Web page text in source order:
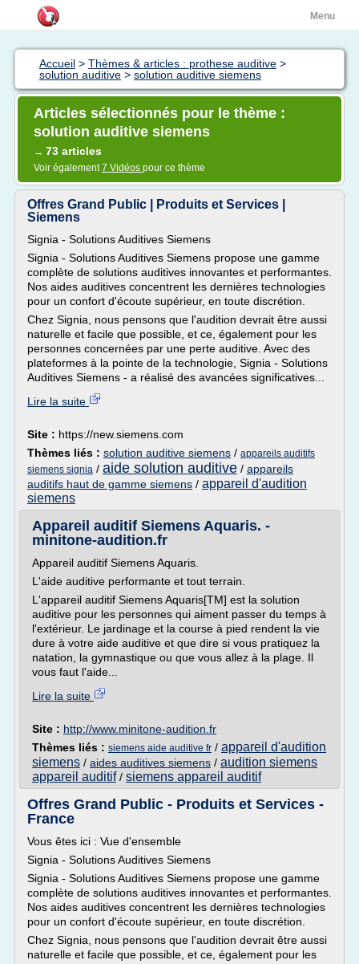
Menu
Accueil > Thèmes & articles : prothese auditive >
solution auditive > solution auditive siemens
Articles sélectionnés pour le thème :
solution auditive siemens
→ 73 articles
Voir également7 Vidéos pour ce thème
Offres Grand Public | Produits et Services |
Siemens
Signia - Solutions Auditives Siemens
Signia - Solutions Auditives Siemens propose une gamme
complète de solutions auditives innovantes et performantes.
Nos aides auditives concentrent les dernières technologies
pour un confort d'écoute supérieur, en toute discrétion.
Chez Signia, nous pensons que l'audition devrait être aussi
naturelle et facile que possible, et ce, également pour les
personnes concernées par une perte auditive. Avec des
plateformes à la pointe de la technologie, Signia - Solutions
Auditives Siemens - a réalisé des avancées significatives...
Lire la suite
Site : https://new.siemens.com
Thèmes liés : solution auditive siemens / appareils auditifs
siemens signia / aide solution auditive / appareils
auditifs haut de gamme siemens / appareil d'audition
siemens
Appareil auditif Siemens Aquaris. -
minitone-audition.fr
Appareil auditif Siemens Aquaris.
L'aide auditive performante et tout terrain.
L'appareil auditif Siemens Aquaris[TM] est la solution
auditive pour les personnes qui aiment passer du temps à
l'extérieur. Le jardinage et la course à pied rendent la vie
dure à votre aide auditive et que dire si vous pratiquez la
natation, la gymnastique ou que vous allez à la plage. Il
vous faut l'aide...
Lire la suite
Site : http://www.minitone-audition.fr
Thèmes liés : siemens aide auditive fr / appareil d'audition
siemens / aides auditives siemens / audition siemens
appareil auditif/ siemens appareil auditif
Offres Grand Public - Produits et Services -
France
Vous êtes ici : Vue d'ensemble
Signia - Solutions Auditives Siemens
Signia - Solutions Auditives Siemens propose une gamme
complète de solutions auditives innovantes et performantes.
Nos aides auditives concentrent les dernières technologies
pour un confort d'écoute supérieur, en toute discrétion.
Chez Signia, nous pensons que l'audition devrait être aussi
naturelle et facile que possible, et ce, également pour les